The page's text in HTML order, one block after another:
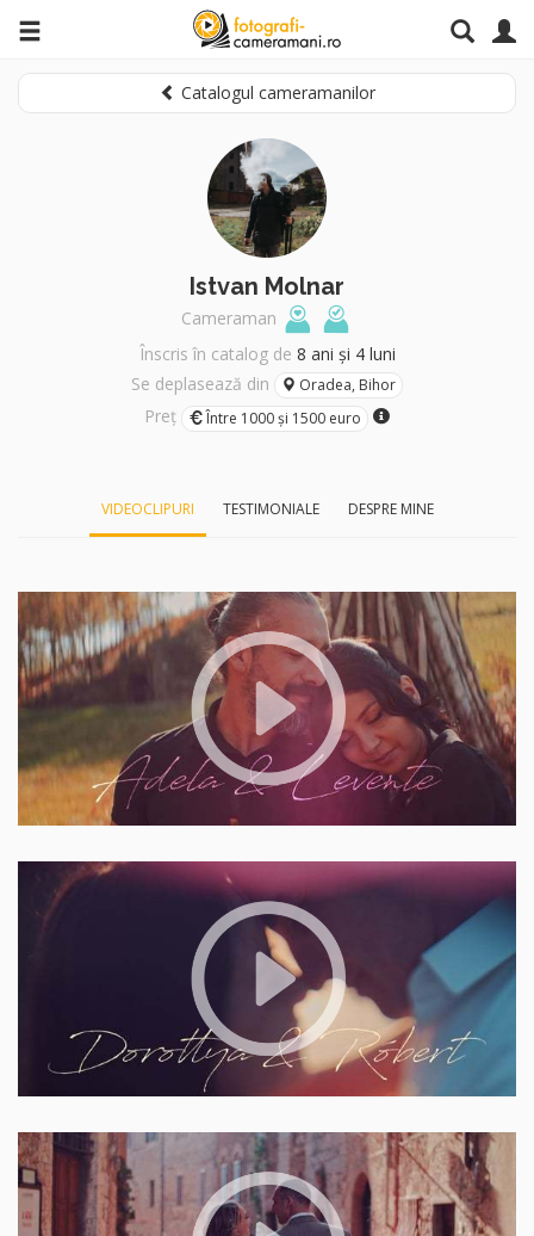
Catalogul cameramanilor
Istvan Molnar
Cameraman
Înscris în catalog de 8 ani și 4 luni
Se deplasează din
Oradea, Bihor
Preț Între 1000 și 1500 euro
VIDEOCLIPURI TESTIMONIALE DESPRE MINE